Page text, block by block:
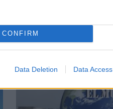
CONFIRM
Data Deletion Data Access